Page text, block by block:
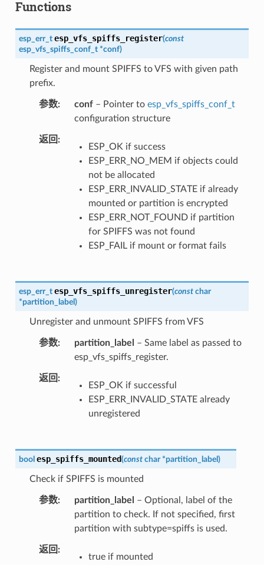
Functions
esp_err_t esp_vfs_spiffs_register(const
esp_vfs_spiffs_conf_t *conf)
Register and mount SPIFFS to VFS with given path
prefix.
参数 conf– Pointer to esp_vfs_spiffs_conf_t
configuration structure
返回
ESP_OK if success
ESP_ERR_NO_MEM if objects could
not be allocated
ESP_ERR_INVALID_STATE if already
mounted or partition is encrypted
ESP_ERR_NOT_FOUND if partition
for SPIFFS was not found
ESP_FAIL if mount or format fails
esp_err_t esp_vfs_spiffs_unregister(const char
*partition_label )
Unregister and unmount SPIFFS from VFS
参数 partition_label
– Same label as passed to
esp_vfs_spiffs_register.
返回
ESP_OK if successful
ESP_ERR_INVALID_STATE already
unregistered
bool esp_spiffs_mounted(const char *partition_label )
Check if SPIFFS is mounted
参数 partition_label
– Optional, label of the
partition to check. If not specified, first
partition with subtype=spiffs is used.
返回
true if mounted